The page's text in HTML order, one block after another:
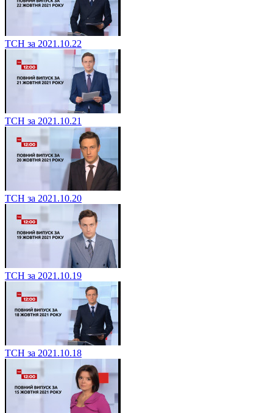
ТСН за 2021.10.22
ТСН за 2021.10.21
ТСН за 2021.10.20
ТСН за 2021.10.19
ТСН за 2021.10.18